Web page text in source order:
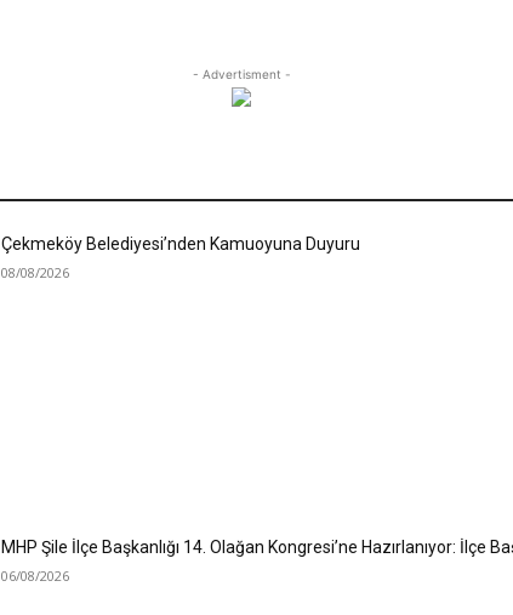
- Advertisment -
Çekmeköy Belediyesi’nden Kamuoyuna Duyuru
08/08/2026
MHP Şile İlçe Başkanlığı 14. Olağan Kongresi’ne Hazırlanıyor: İlçe
06/08/2026